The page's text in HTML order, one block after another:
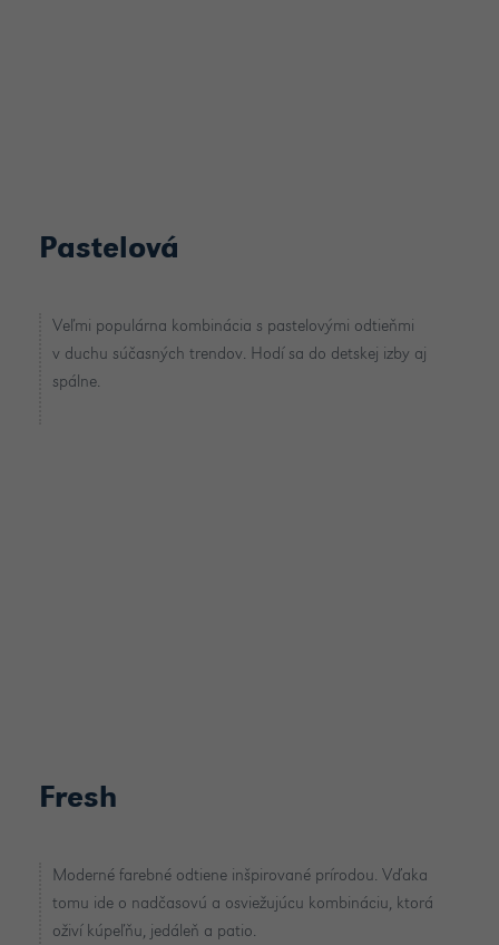
Pastelová
Veľmi populárna kombinácia s pastelovými odtieňmi
v duchu súčasných trendov. Hodí sa do detskej izby aj
spálne.
Fresh
Moderné farebné odtiene inšpirované prírodou. Vďaka
tomu ide o nadčasovú a osviežujúcu kombináciu, ktorá
oživí kúpeľňu, jedáleň a patio.